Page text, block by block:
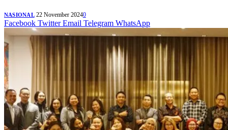
NASIONAL 22 November 20240
Facebook Twitter Email Telegram WhatsApp